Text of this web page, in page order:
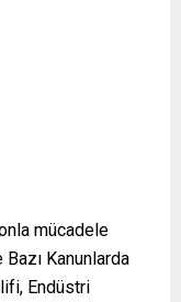
mücadele
Kanunlarda
Endüstri